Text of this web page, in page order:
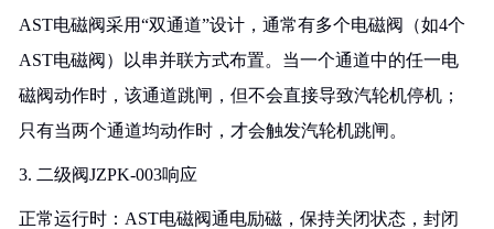
AST电磁阀采用“双通道”设计，通常有多个电磁阀（如4个
AST电磁阀）以串并联方式布置。当一个通道中的任一电
磁阀动作时，该通道跳闸，但不会直接导致汽轮机停机；
只有当两个通道均动作时，才会触发汽轮机跳闸。
3. 二级阀JZPK-003响应
正常运行时：AST电磁阀通电励磁，保持关闭状态，封闭